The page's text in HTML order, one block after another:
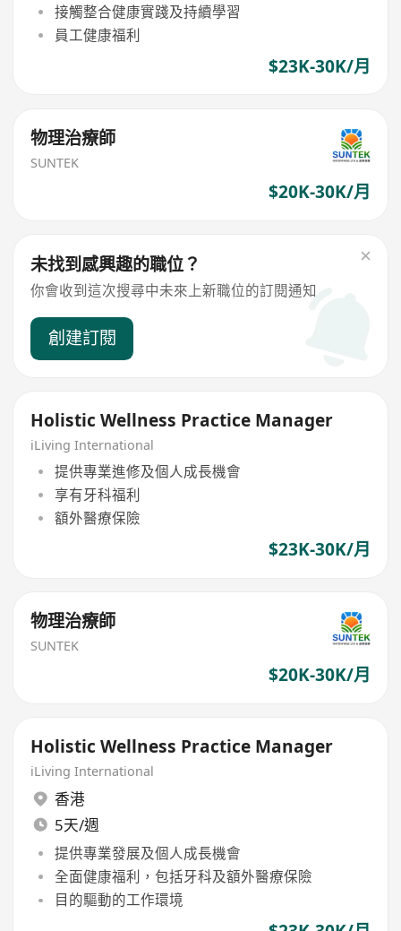
接觸整合健康實踐及持續學習
員工健康福利
$23K-30K/月
物理治療師
SUNTEK
$20K-30K/月
未找到感興趣的職位？
你會收到這次搜尋中未來上新職位的訂閱通知
創建訂閱
Holistic Wellness Practice Manager
iLiving International
提供專業進修及個人成長機會
享有牙科福利
額外醫療保險
$23K-30K/月
物理治療師
SUNTEK
$20K-30K/月
Holistic Wellness Practice Manager
iLiving International
香港
5天/週
提供專業發展及個人成長機會
全面健康福利，包括牙科及額外醫療保險
目的驅動的工作環境